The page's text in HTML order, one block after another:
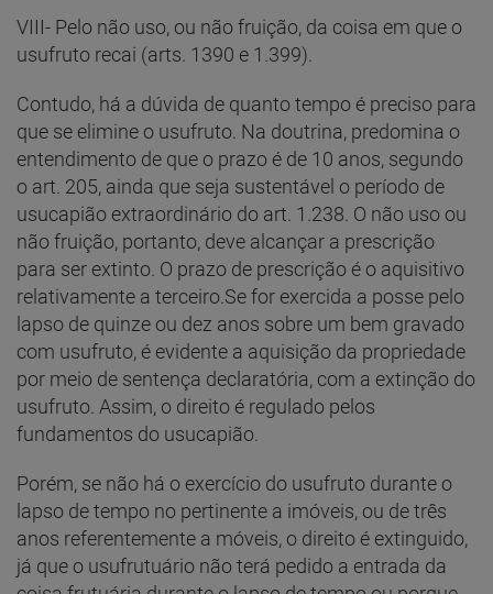
VIII- Pelo não uso, ou não fruição, da coisa em que o
usufruto recai (arts. 1390 e 1.399).
Contudo, há a dúvida de quanto tempo é preciso para
que se elimine o usufruto. Na doutrina, predomina o
entendimento de que o prazo é de 10 anos, segundo
o art. 205, ainda que seja sustentável o período de
usucapião extraordinário do art. 1.238. O não uso ou
não fruição, portanto, deve alcançar a prescrição
para ser extinto. O prazo de prescrição é o aquisitivo
relativamente a terceiro.Se for exercida a posse pelo
lapso de quinze ou dez anos sobre um bem gravado
com usufruto, é evidente a aquisição da propriedade
por meio de sentença declaratória, com a extinção do
usufruto. Assim, o direito é regulado pelos
fundamentos do usucapião.
Porém, se não há o exercício do usufruto durante o
lapso de tempo no pertinente a imóveis, ou de três
anos referentemente a móveis, o direito é extinguido,
já que o usufrutuário não terá pedido a entrada da